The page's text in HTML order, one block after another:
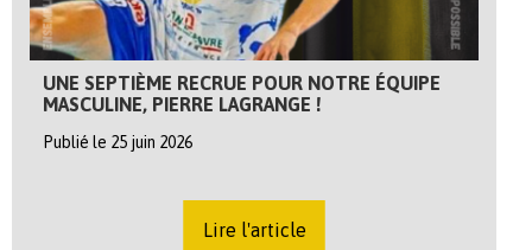
UNE SEPTIÈME RECRUE POUR NOTRE ÉQUIPE
MASCULINE, PIERRE LAGRANGE !
Publié le 25 juin 2026
Lire l'article